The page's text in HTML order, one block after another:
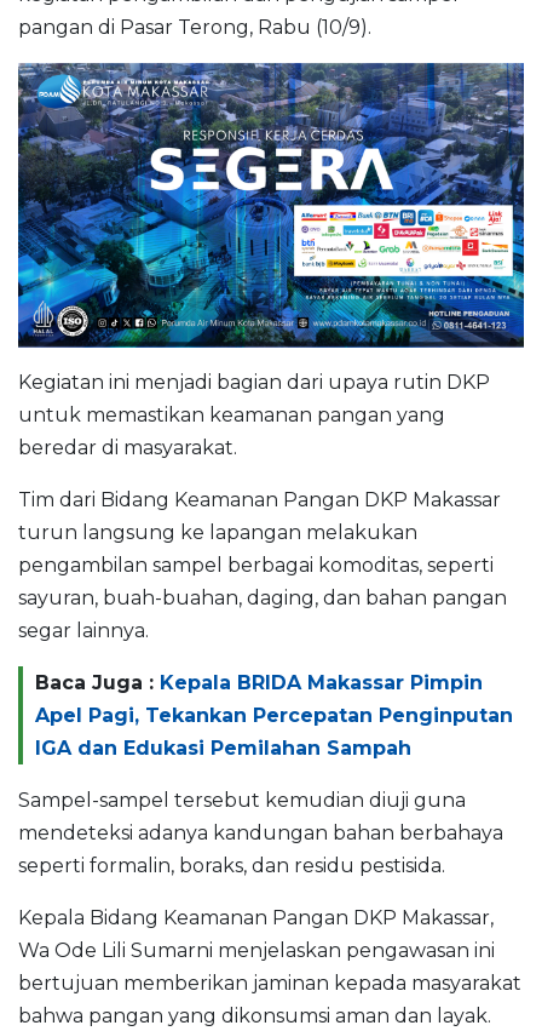
pangan di Pasar Terong, Rabu (10/9).
Kegiatan ini menjadi bagian dari upaya rutin DKP
untuk memastikan keamanan pangan yang
beredar di masyarakat.
Tim dari Bidang Keamanan Pangan DKP Makassar
turun langsung ke lapangan melakukan
pengambilan sampel berbagai komoditas, seperti
sayuran, buah-buahan, daging, dan bahan pangan
segar lainnya.
Baca Juga : Kepala BRIDA Makassar Pimpin
Apel Pagi, Tekankan Percepatan Penginputan
IGA dan Edukasi Pemilahan Sampah
Sampel-sampel tersebut kemudian diuji guna
mendeteksi adanya kandungan bahan berbahaya
seperti formalin, boraks, dan residu pestisida.
Kepala Bidang Keamanan Pangan DKP Makassar,
Wa Ode Lili Sumarni menjelaskan pengawasan ini
bertujuan memberikan jaminan kepada masyarakat
bahwa pangan yang dikonsumsi aman dan layak.